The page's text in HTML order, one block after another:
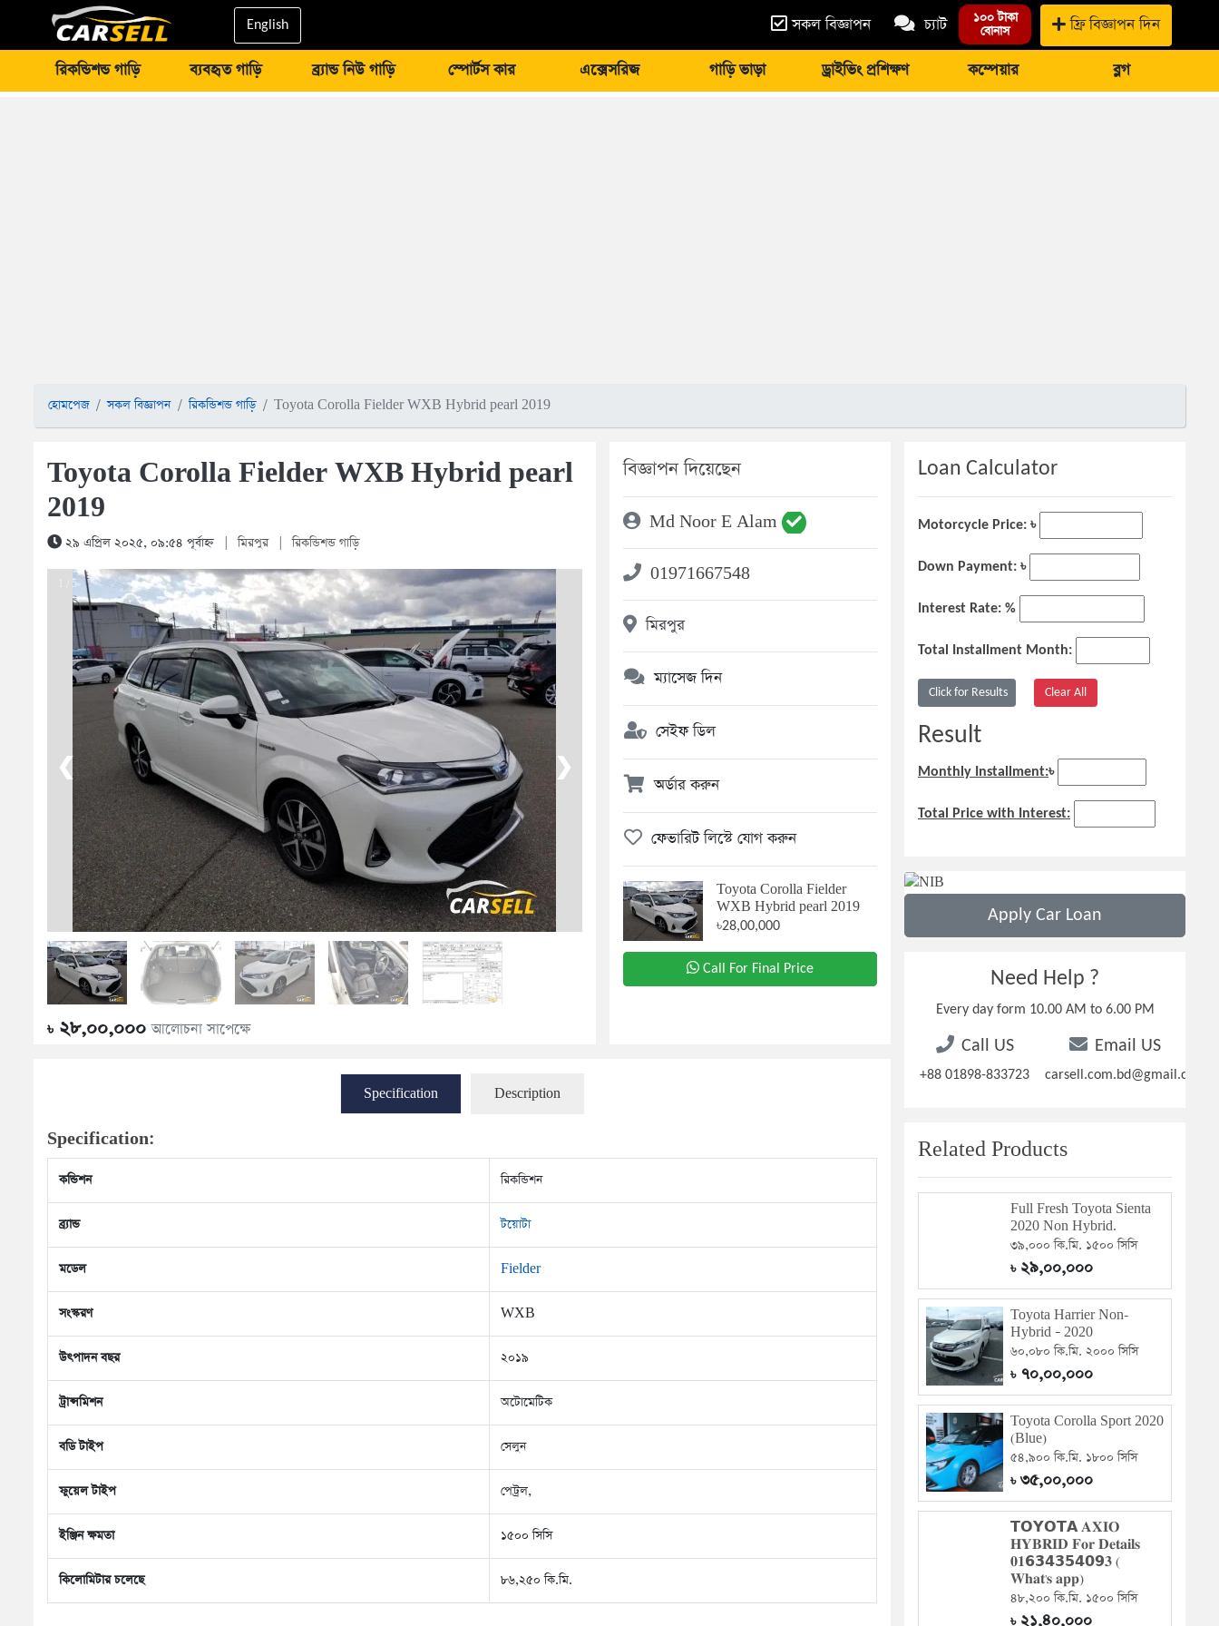
English সকল বিজ্ঞাপন চ্যাট ১০০ টাকা
বোনাস ফ্রি বিজ্ঞাপন দিন
রিকন্ডিশন্ড গাড়ি ব্যবহৃত গাড়ি ব্র্যান্ড নিউ গাড়ি স্পোর্টস কার এক্সেসরিজ গাড়ি ভাড়া ড্রাইভিং প্রশিক্ষণ কম্পেয়ার ব্লগ
হোমপেজ সকল বিজ্ঞাপন রিকন্ডিশন্ড গাড়ি Toyota Corolla Fielder WXB Hybrid pearl 2019
Toyota Corolla Fielder WXB Hybrid pearl
2019
২৯ এপ্রিল ২০২৫, ০৯:৫৪ পূর্বাহ্ন মিরপুর রিকন্ডিশন্ড গাড়ি
1 / 5
❮ ❯
৳২৮,০০,০০০আলোচনা সাপেক্ষে
বিজ্ঞাপন দিয়েছেন
Md Noor E Alam
01971667548
মিরপুর
ম্যাসেজ দিন
সেইফ ডিল
অর্ডার করুন
ফেভারিট লিস্টে যোগ করুন
Toyota Corolla Fielder
WXB Hybrid pearl 2019
৳28,00,000
Call For Final Price
Specification Description
Specification:
কন্ডিশন রিকন্ডিশন
ব্র্যান্ড টয়োটা
মডেল Fielder
সংস্করণ WXB
উৎপাদন বছর ২০১৯
ট্রান্সমিশন অটোমেটিক
বডি টাইপ সেলুন
ফুয়েল টাইপ পেট্রল,
ইঞ্জিন ক্ষমতা ১৫০০ সিসি
কিলোমিটার চলেছে ৮৬,২৫০ কি.মি.
Loan Calculator
Motorcycle Price: ৳
Down Payment: ৳
Interest Rate: %
Total Installment Month:
Result
Monthly Installment:৳
Total Price with Interest:
Apply Car Loan
Need Help ?
Every day form 10.00 AM to 6.00 PM
Call US
+88 01898-833723
Email US
carsell.com.bd@gmail.com
Related Products
Full Fresh Toyota Sienta
2020 Non Hybrid.
৩৯,০০০ কি.মি. ১৫০০ সিসি
৳২৯,০০,০০০
Toyota Harrier Non-
Hybrid – 2020
৬০,০৮০ কি.মি. ২০০০ সিসি
৳৭০,০০,০০০
Toyota Corolla Sport 2020
(Blue)
৫৪,৯০০ কি.মি. ১৮০০ সিসি
৳৩৫,০০,০০০
𝗧𝗢𝗬𝗢𝗧𝗔 𝐀𝐗𝐈𝐎
𝐇𝐘𝐁𝐑𝐈𝐃 𝐅𝐨𝐫 𝐃𝐞𝐭𝐚𝐢𝐥𝐬
𝟎𝟏𝟲𝟯𝟰𝟯𝟱𝟰𝟬𝟵𝟑 (
𝐖𝐡𝐚𝐭'𝐬 𝐚𝐩𝐩)
৪৮,২০০ কি.মি. ১৫০০ সিসি
৳২১,৪০,০০০